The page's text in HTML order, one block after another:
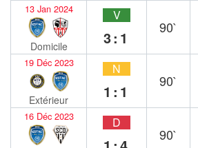
13 Jan 2024
Domicile
V
3:1
90`
19 Déc 2023
Extérieur
N
1:1
90`
16 Déc 2023 D
90`